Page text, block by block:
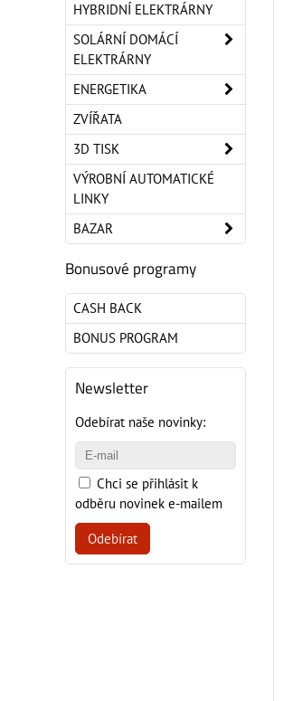
HYBRIDNÍ ELEKTRÁRNY
SOLÁRNÍ DOMÁCÍ
ELEKTRÁRNY
ENERGETIKA
ZVÍŘATA
3D TISK
VÝROBNÍ AUTOMATICKÉ
LINKY
BAZAR
Bonusové programy
CASH BACK
BONUS PROGRAM
Newsletter
Odebírat naše novinky:
Chci se přihlásit k
odběru novinek e-mailem
Odebírat